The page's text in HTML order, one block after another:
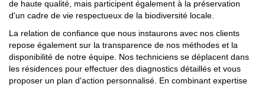
de haute qualité, mais participent également à la préservation
d'un cadre de vie respectueux de la biodiversité locale.
La relation de confiance que nous instaurons avec nos clients
repose également sur la transparence de nos méthodes et la
disponibilité de notre équipe. Nos techniciens se déplacent dans
les résidences pour effectuer des diagnostics détaillés et vous
proposer un plan d'action personnalisé. En combinant expertise